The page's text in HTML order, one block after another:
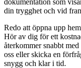
dokumentation som
din trygghet och vid
Redo att öppna upp
Hör av dig för ett
återkommer snabbt
oss eller skicka en
snygg och klar i tid.